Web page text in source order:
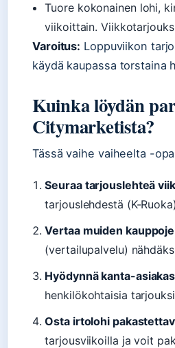
Tuore kokonainen lohi,
viikoittain.
Varoitus: Loppuviikon
käydä kaupassa torstaina
Kuinka löydän
Citymarketista?
Tässä vaihe vaiheelta -
Seuraa tarjouslehteä
tarjouslehdestä (K-
Vertaa muiden
(vertailupalvelu)
Hyödynnä kanta-
henkilökohtaisia
Osta irtolohi
tarjousviikoilla ja voit